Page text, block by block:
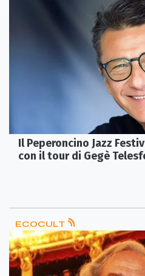
Il Peperoncino Jazz
con il tour di Gegè
ECOCULT